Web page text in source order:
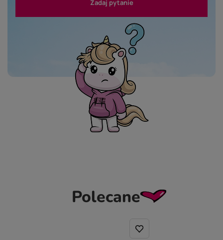
Zadaj pytanie
Polecane